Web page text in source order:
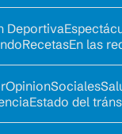
Deportiva
RecetasEn las
OpinionSociales
Estado del